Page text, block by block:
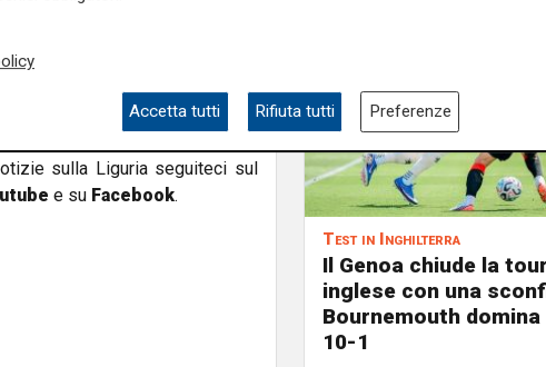
Spensley; Ghigliotti,
Bocciardo, Leaverricevette
freschi di "tricolore".
sulla Liguria seguiteci sul
e su Facebook.
Test in Inghilterra
Il Genoa chiude la
inglese con una
Bournemouth domina
10-1
Accetta tutti Rifiuta tutti Preferenze